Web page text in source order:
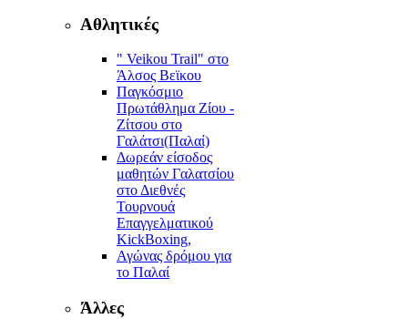
Αθλητικές
" Veikou Trail" στο
Άλσος Βεϊκου
Παγκόσμιο
Πρωτάθλημα Ζίου -
Ζίτσου στο
Γαλάτσι(Παλαί)
Δωρεάν είσοδος
μαθητών Γαλατσίου
στο Διεθνές
Τουρνουά
Επαγγελματικού
KickBoxing,
Αγώνας δρόμου για
το Παλαί
Άλλες